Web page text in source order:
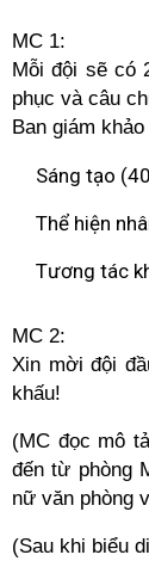
MC 1:
Mỗi đội sẽ có
phục và câu
Ban giám
Sáng tạo
Thể hiện
Tương tác
MC 2:
Xin mời đội
khấu!
(MC đọc mô
đến từ phòng
nữ văn phòng
(Sau khi biểu